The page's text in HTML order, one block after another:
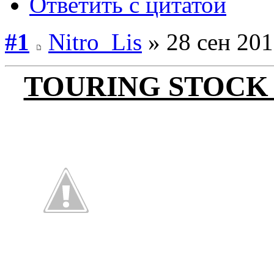
#1
Nitro_Lis » 28 сен
TOURING